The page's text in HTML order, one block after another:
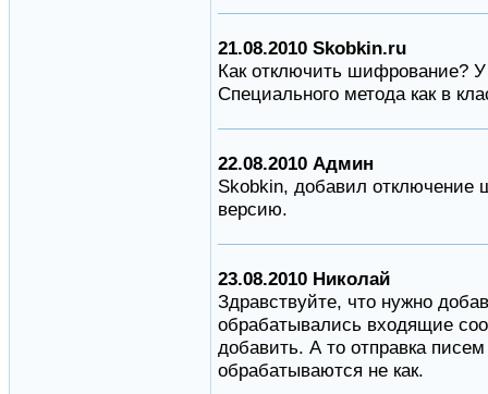
21.08.2010 Skobkin.ru
Как отключить шифрование?
Специального метода как в
22.08.2010 Админ
Skobkin, добавил отключение
версию.
23.08.2010 Николай
Здравствуйте, что нужно
обрабатывались входящие
добавить. А то отправка
обрабатываются не как.